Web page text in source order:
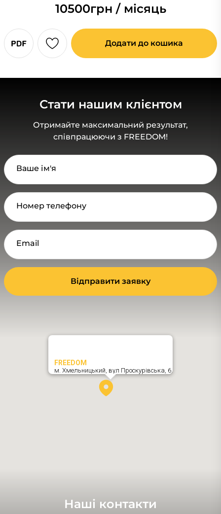
10500грн / місяць
Додати до кошика
Стати нашим клієнтом
Отримайте максимальний результат,
співпрацюючи з FREEDOM!
Ваше ім'я
Номер телефону
Email
Відправити заявку
Наші контакти
FREEDOM
м. Хмельницький, вул Проскурівська, 6,